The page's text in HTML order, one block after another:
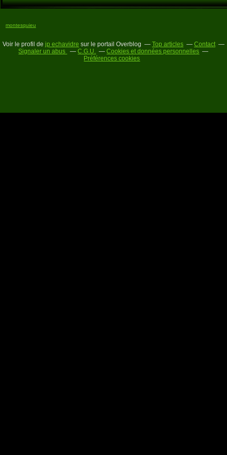
montesquieu
Voir le profil de jp echavidre sur le portail Overblog Top articles
Contact
Signaler un abus
C.G.U.
Cookies et données personnelles
Préférences cookies